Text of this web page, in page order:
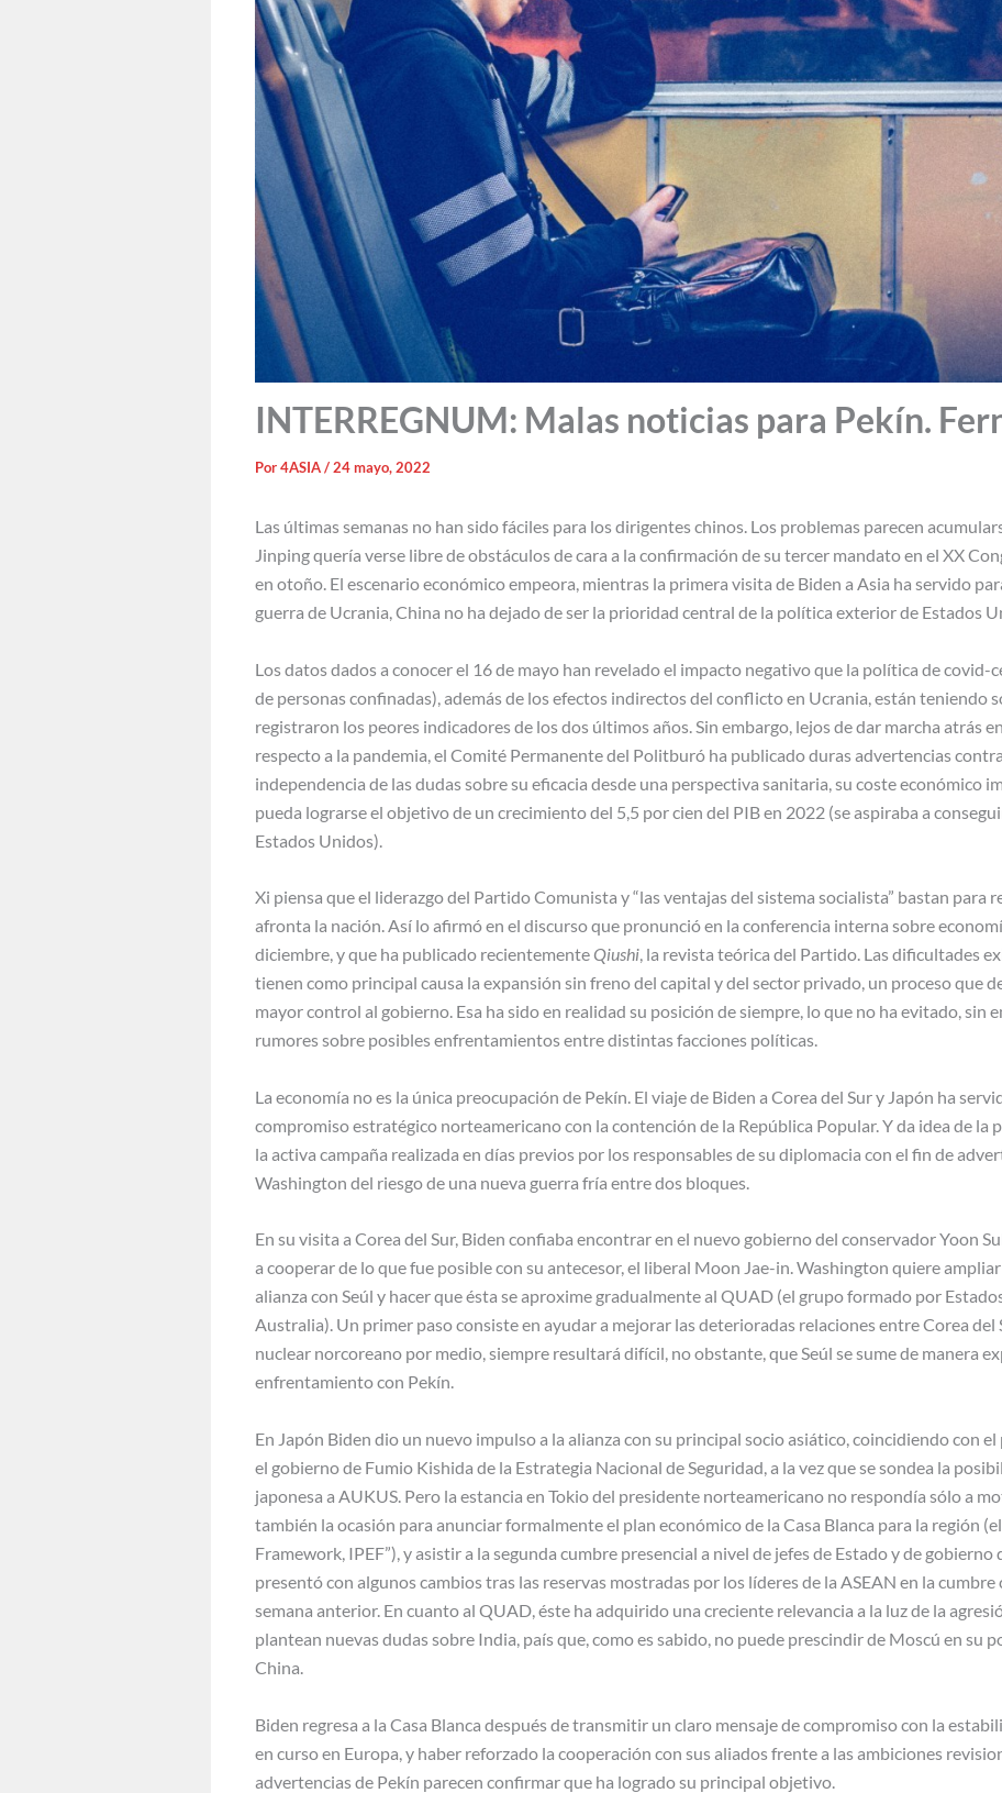
INTERREGNUM: Malas noticias para Pekín.
Por4ASIA/24 mayo, 2022
Las últimas semanas no han sido fáciles para los dirigentes chinos. Los problemas parecen
Jinping quería verse libre de obstáculos de cara a la confirmación de su tercer mandato en el XX
en otoño. El escenario económico empeora, mientras la primera visita de Biden a Asia ha servido
guerra de Ucrania, China no ha dejado de ser la prioridad central de la política exterior de Estados
Los datos dados a conocer el 16 de mayo han revelado el impacto negativo que la política de covid-
de personas confinadas), además de los efectos indirectos del conflicto en Ucrania, están teniendo
registraron los peores indicadores de los dos últimos años. Sin embargo, lejos de dar marcha atrás
respecto a la pandemia, el Comité Permanente del Politburó ha publicado duras advertencias
independencia de las dudas sobre su eficacia desde una perspectiva sanitaria, su coste económico
pueda lograrse el objetivo de un crecimiento del 5,5 por cien del PIB en 2022 (se aspiraba a
Estados Unidos).
Xi piensa que el liderazgo del Partido Comunista y “las ventajas del sistema socialista” bastan para
afronta la nación. Así lo afirmó en el discurso que pronunció en la conferencia interna sobre
diciembre, y que ha publicado recientemente Qiushi, la revista teórica del Partido. Las dificultades
tienen como principal causa la expansión sin freno del capital y del sector privado, un proceso que
mayor control al gobierno. Esa ha sido en realidad su posición de siempre, lo que no ha evitado, sin
rumores sobre posibles enfrentamientos entre distintas facciones políticas.
La economía no es la única preocupación de Pekín. El viaje de Biden a Corea del Sur y Japón ha
compromiso estratégico norteamericano con la contención de la República Popular. Y da idea de la
la activa campaña realizada en días previos por los responsables de su diplomacia con el fin de
Washington del riesgo de una nueva guerra fría entre dos bloques.
En su visita a Corea del Sur, Biden confiaba encontrar en el nuevo gobierno del conservador Yoon
a cooperar de lo que fue posible con su antecesor, el liberal Moon Jae-in. Washington quiere
alianza con Seúl y hacer que ésta se aproxime gradualmente al QUAD (el grupo formado por
Australia). Un primer paso consiste en ayudar a mejorar las deterioradas relaciones entre Corea del
nuclear norcoreano por medio, siempre resultará difícil, no obstante, que Seúl se sume de manera
enfrentamiento con Pekín.
En Japón Biden dio un nuevo impulso a la alianza con su principal socio asiático, coincidiendo con
el gobierno de Fumio Kishida de la Estrategia Nacional de Seguridad, a la vez que se sondea la
japonesa a AUKUS. Pero la estancia en Tokio del presidente norteamericano no respondía sólo a
también la ocasión para anunciar formalmente el plan económico de la Casa Blanca para la región
Framework, IPEF”), y asistir a la segunda cumbre presencial a nivel de jefes de Estado y de gobierno
presentó con algunos cambios tras las reservas mostradas por los líderes de la ASEAN en la
semana anterior. En cuanto al QUAD, éste ha adquirido una creciente relevancia a la luz de la
plantean nuevas dudas sobre India, país que, como es sabido, no puede prescindir de Moscú en su
China.
Biden regresa a la Casa Blanca después de transmitir un claro mensaje de compromiso con la
en curso en Europa, y haber reforzado la cooperación con sus aliados frente a las ambiciones
advertencias de Pekín parecen confirmar que ha logrado su principal objetivo.